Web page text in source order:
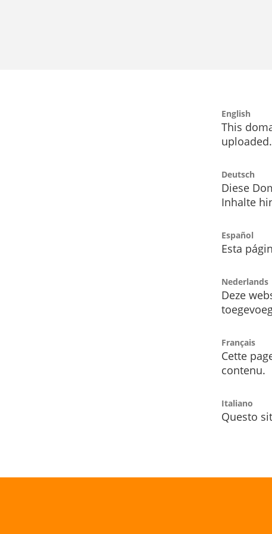
English
This
uploaded.
Deutsch
Diese
Inhalte
Español
Esta
Nederlands
Deze
Français
Cette
contenu.
Italiano
Questo